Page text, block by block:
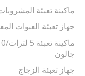
ماكينة تعبئة
جهاز تعبئة العبوات
جالون
جهاز تعبئة الزجاج